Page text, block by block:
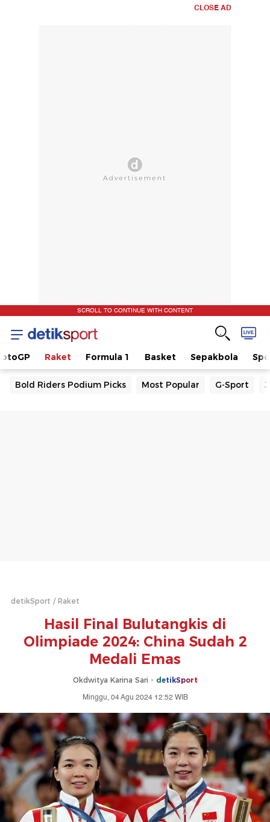
CLOSE AD
SCROLL TO CONTINUE WITH CONTENT
Raket Formula 1 Basket Sepakbola
Bold Riders Podium Picks Most Popular G-Sport
detikSport Raket
Hasil Final Bulutangkis di
Olimpiade 2024: China Sudah 2
Medali Emas
Okdwitya Karina Sari - detikSport
Minggu, 04 Agu 2024 12:52 WIB